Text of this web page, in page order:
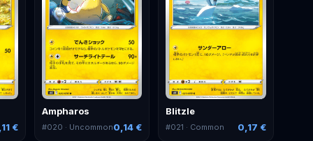
€
Ampharos
#020 · Uncommon0,14 €
Blitzle
#021 · Common 0,17 €